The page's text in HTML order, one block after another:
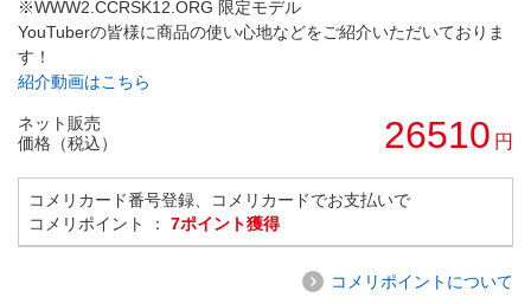
※WWW2.CCRSK12.ORG 限定モデル
YouTuberの皆様に商品の使い心地などをご紹介いただいておりま
す！
紹介動画はこちら
ネット販売
価格（税込）
26510 円
コメリカード番号登録、コメリカードでお支払いで
コメリポイント ： 7ポイント獲得
コメリポイントについて